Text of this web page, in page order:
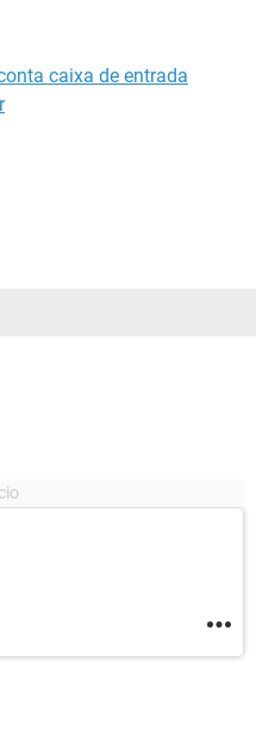
caixa de entrada